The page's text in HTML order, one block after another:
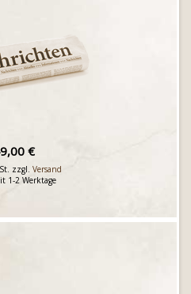
€
zzgl. Versand
1-2 Werktage